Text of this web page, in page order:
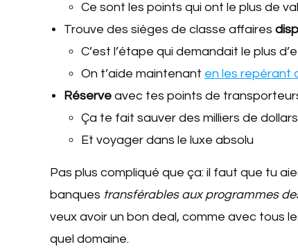
Ce sont les points qui ont le plus de
Trouve des sièges de classe affaires
C’est l’étape qui demandait le plus
On t’aide maintenant en les repérant
Réserve avec tes points de
Ça te fait sauver des milliers de dollars
Et voyager dans le luxe absolu
Pas plus compliqué que ça: il faut que tu
banques transférables aux programmes
veux avoir un bon deal, comme avec tous
quel domaine.